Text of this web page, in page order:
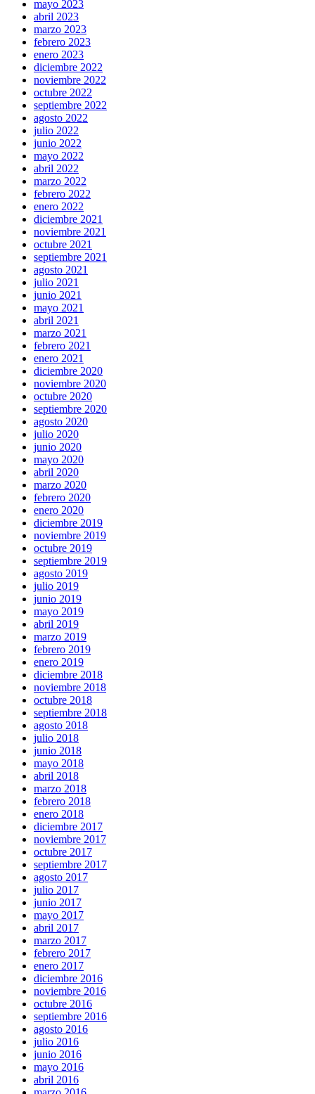
mayo 2023
abril 2023
marzo 2023
febrero 2023
enero 2023
diciembre 2022
noviembre 2022
octubre 2022
septiembre 2022
agosto 2022
julio 2022
junio 2022
mayo 2022
abril 2022
marzo 2022
febrero 2022
enero 2022
diciembre 2021
noviembre 2021
octubre 2021
septiembre 2021
agosto 2021
julio 2021
junio 2021
mayo 2021
abril 2021
marzo 2021
febrero 2021
enero 2021
diciembre 2020
noviembre 2020
octubre 2020
septiembre 2020
agosto 2020
julio 2020
junio 2020
mayo 2020
abril 2020
marzo 2020
febrero 2020
enero 2020
diciembre 2019
noviembre 2019
octubre 2019
septiembre 2019
agosto 2019
julio 2019
junio 2019
mayo 2019
abril 2019
marzo 2019
febrero 2019
enero 2019
diciembre 2018
noviembre 2018
octubre 2018
septiembre 2018
agosto 2018
julio 2018
junio 2018
mayo 2018
abril 2018
marzo 2018
febrero 2018
enero 2018
diciembre 2017
noviembre 2017
octubre 2017
septiembre 2017
agosto 2017
julio 2017
junio 2017
mayo 2017
abril 2017
marzo 2017
febrero 2017
enero 2017
diciembre 2016
noviembre 2016
octubre 2016
septiembre 2016
agosto 2016
julio 2016
junio 2016
mayo 2016
abril 2016